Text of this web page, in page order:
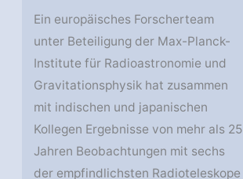
Ein europäisches Forscherteam
unter Beteiligung der Max-Planck-
Institute für Radioastronomie und
Gravitationsphysik hat zusammen
mit indischen und japanischen
Kollegen Ergebnisse von mehr als 25
Jahren Beobachtungen mit sechs
der empfindlichsten Radioteleskope